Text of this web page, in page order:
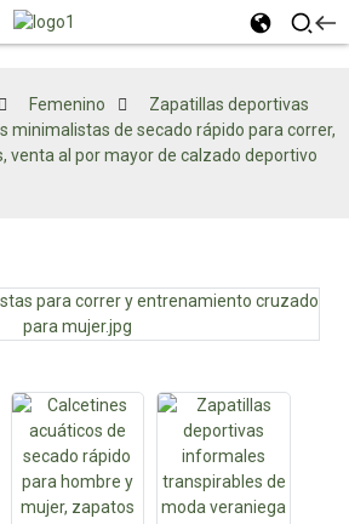
Femenino
Zapatillas deportivas
minimalistas de secado rápido para correr,
venta al por mayor de calzado deportivo